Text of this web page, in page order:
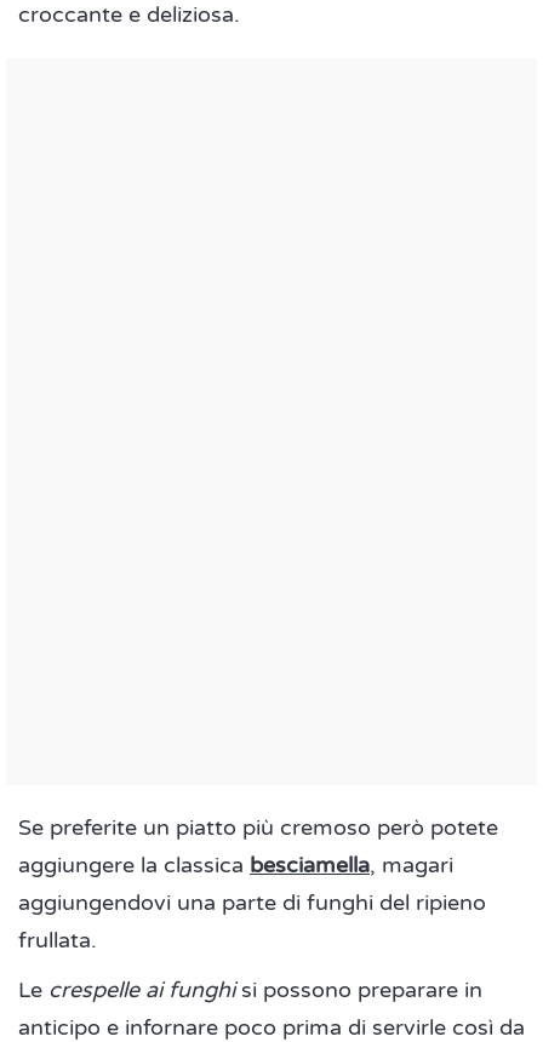
croccante e deliziosa.
Se preferite un piatto più cremoso però potete
aggiungere la classica besciamella, magari
aggiungendovi una parte di funghi del ripieno
frullata.
Le crespelle ai funghisi possono preparare in
anticipo e infornare poco prima di servirle così da